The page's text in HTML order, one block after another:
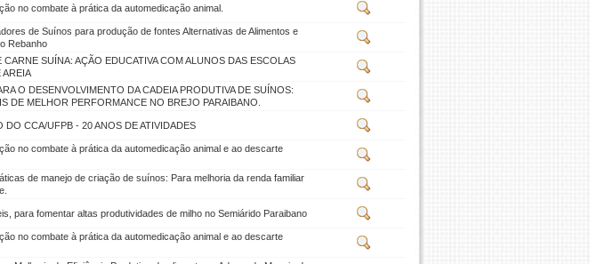
no combate à prática da automedicação animal.
de Suínos para produção de fontes Alternativas de Alimentos e
Rebanho
SUÍNA: AÇÃO EDUCATIVA COM ALUNOS DAS ESCOLAS
AREIA
O DESENVOLVIMENTO DA CADEIA PRODUTIVA DE SUÍNOS:
DE MELHOR PERFORMANCE NO BREJO PARAIBANO.
CCA/UFPB - 20 ANOS DE ATIVIDADES
no combate à prática da automedicação animal e ao descarte
de manejo de criação de suínos: Para melhoria da renda familiar
para fomentar altas produtividades de milho no Semiárido Paraibano
no combate à prática da automedicação animal e ao descarte